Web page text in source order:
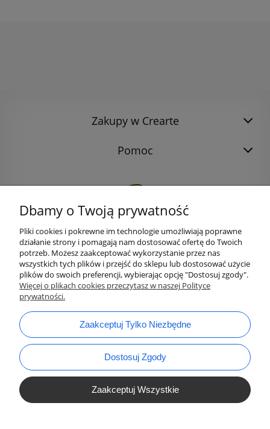
Zakupy w Crearte
Pomoc
email:bok@ArtykulyDlaPlastykow.pl
Dbamy o Twoją prywatność
Pliki cookies i pokrewne im technologie umożliwiają poprawne
działanie strony i pomagają nam dostosować ofertę do Twoich
potrzeb. Możesz zaakceptować wykorzystanie przez nas
wszystkich tych plików i przejść do sklepu lub dostosować użycie
plików do swoich preferencji, wybierając opcję "Dostosuj zgody".
Więcej o plikach cookies przeczytasz w naszej Polityce
prywatności.
Zaakceptuj Tylko Niezbędne
Dostosuj Zgody
Zaakceptuj Wszystkie